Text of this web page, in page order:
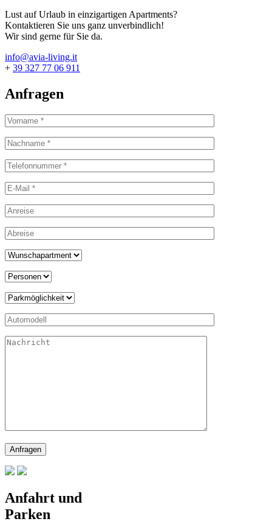
Lust auf Urlaub in einzigartigen Apartments?
Kontaktieren Sie uns ganz unverbindlich!
Wir sind gerne für Sie da.
info@avia-living.it
+ 39 327 77 06 911
Anfragen
Anfahrt und
Parken